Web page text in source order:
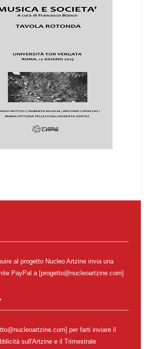
al progetto Nucleo Artzine invia una
PayPal a [progetto@nucleoartzine.com]
per farti inviare il
sull'Artzine e il Trimestrale